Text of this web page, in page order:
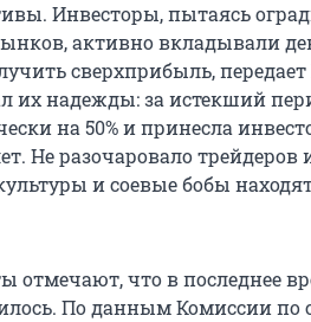
Инвесторы, пытаясь
активно вкладывали
сверхприбыль,
их надежды: за истекший
на 50% и принесла
Не разочаровало трейдеров
и соевые бобы
отмечают, что в последнее
По данным Комиссии по